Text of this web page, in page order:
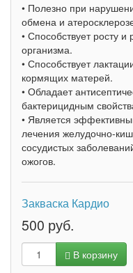
• Полезно при
обмена и
• Способствует росту и
организма.
• Способствует
кормящих матерей.
• Обладает
бактерицидным
• Является
лечения желудочно-
сосудистых
ожогов.
Закваска Кардио
500 руб.
В корзину